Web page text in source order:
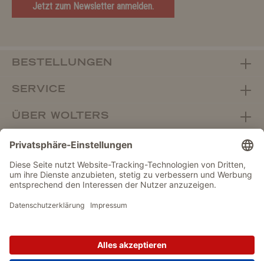
Jetzt zum Newsletter anmelden.
BESTELLUNGEN
SERVICE
ÜBER WOLTERS
FACHHANDEL
Vertrag widerrufen